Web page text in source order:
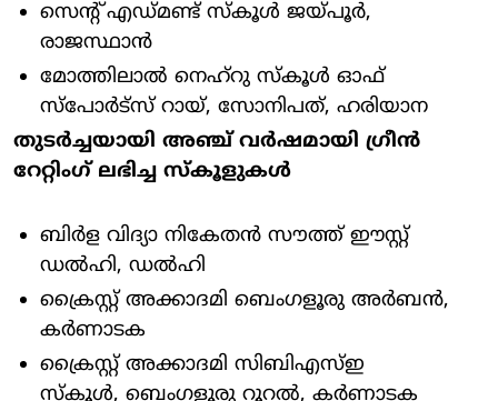
സെൻ്റ് എഡ്മണ്ട് സ്കൂൾ ജയ്പൂർ,
രാജസ്ഥാൻ
മോത്തിലാൽ നെഹ്‌റു സ്കൂൾ ഓഫ്
സ്‌പോർട്‌സ് റായ്, സോനിപത്, ഹരിയാന
തുടർച്ചയായി അഞ്ച് വർഷമായി ഗ്രീൻ
റേറ്റിംഗ് ലഭിച്ച സ്കൂളുകൾ
ബിർള വിദ്യാ നികേതൻ സൗത്ത് ഈസ്റ്റ്
ഡൽഹി, ഡൽഹി
ക്രൈസ്റ്റ് അക്കാദമി ബെംഗളൂരു അർബൻ,
കർണാടക
ക്രൈസ്റ്റ് അക്കാദമി സിബിഎസ്ഇ
സ്കൂൾ, ബെംഗളൂരു റൂറൽ, കർണാടക